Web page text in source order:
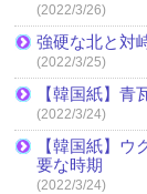
(2022/3/26)
強硬な北と対
(2022/3/25)
【韓国紙】青
(2022/3/24)
【韓国紙】
要な時期
(2022/3/24)